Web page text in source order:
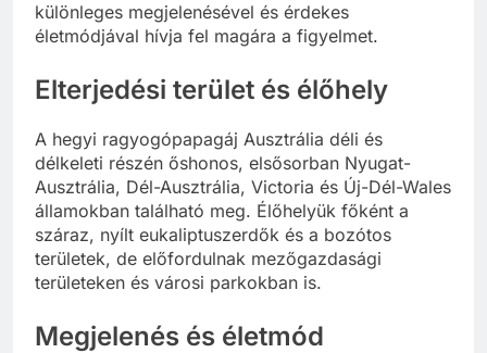
különleges megjelenésével és érdekes
életmódjával hívja fel magára a figyelmet.
Elterjedési terület és élőhely
A hegyi ragyogópapagáj Ausztrália déli és
délkeleti részén őshonos, elsősorban Nyugat-
Ausztrália, Dél-Ausztrália, Victoria és Új-Dél-Wales
államokban található meg. Élőhelyük főként a
száraz, nyílt eukaliptuszerdők és a bozótos
területek, de előfordulnak mezőgazdasági
területeken és városi parkokban is.
Megjelenés és életmód